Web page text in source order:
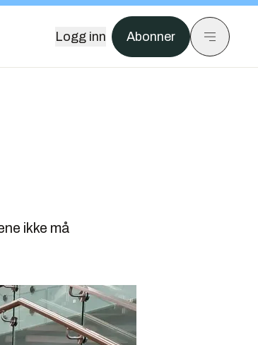
Logg inn Abonner
ikke må